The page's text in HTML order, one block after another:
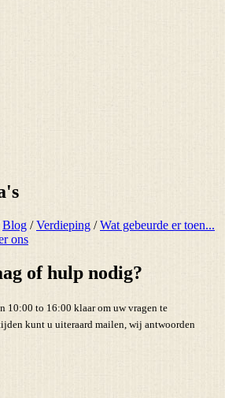
Blog /Verdieping /Wat gebeurde er toen...
ons
of hulp nodig?
10:00 to 16:00 klaar om uw vragen te
kunt u uiteraard mailen, wij antwoorden